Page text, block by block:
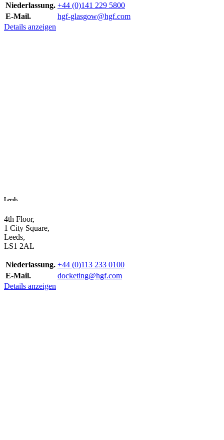
Niederlassung. +44 (0)141 229 5800
E-Mail.
hgf-glasgow@hgf.com
Details anzeigen
Leeds
4th Floor,
1 City Square,
Leeds,
LS1 2AL
Niederlassung. +44 (0)113 233 0100
E-Mail.
docketing@hgf.com
Details anzeigen